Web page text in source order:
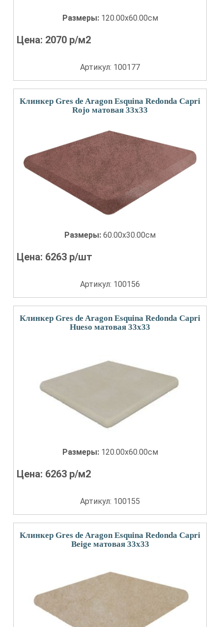
Размеры: 120.00x60.00см
Цена: 2070 р/м2
Артикул: 100177
Клинкер Gres de Aragon Esquina Redonda Capri
Rojo матовая 33x33
Размеры: 60.00x30.00см
Цена: 6263 р/шт
Артикул: 100156
Клинкер Gres de Aragon Esquina Redonda Capri
Hueso матовая 33x33
Размеры: 120.00x60.00см
Цена: 6263 р/м2
Артикул: 100155
Клинкер Gres de Aragon Esquina Redonda Capri
Beige матовая 33x33